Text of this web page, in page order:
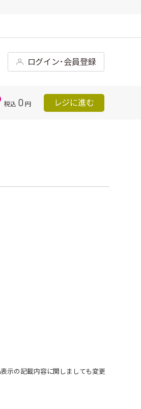
ログイン･会員登録
税込 0 円 レジに進む
示の記載内容に関しましても変更